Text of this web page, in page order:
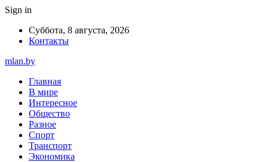
Sign in
Суббота, 8 августа, 2026
Контакты
mlan.by
Главная
В мире
Интересное
Общество
Разное
Спорт
Транспорт
Экономика